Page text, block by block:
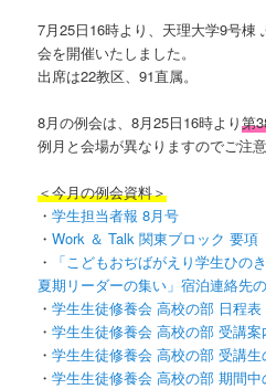
ン
ツ
へ
動
7月25日16時より、天理大学9号棟
会を開催いたしました。
出席は22教区、91直属。
8月の例会は、8月25日16時より第
例月と会場が異なりますのでご注意
＜今月の例会資料＞
・学生担当者報 8月号
・Work ＆ Talk 関東ブロック 要項
・
「こどもおぢばがえり学生ひの
夏期リーダーの集い」宿泊連絡先
・学生生徒修養会 高校の部 日程表
・学生生徒修養会 高校の部 受講案
・学生生徒修養会 高校の部 受講
・学生生徒修養会 高校の部 期間